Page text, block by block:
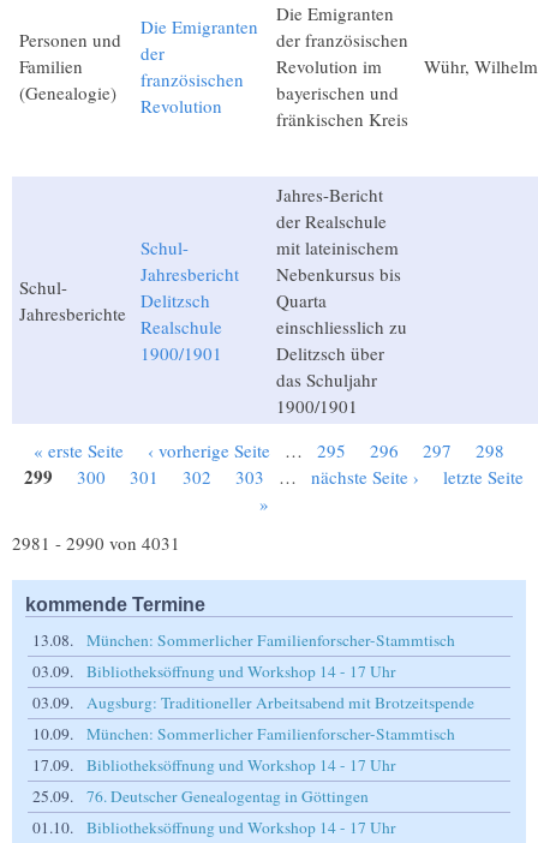
Personen und
Familien
(Genealogie)
Die Emigranten
der
französischen
Revolution
Die Emigranten
der französischen
Revolution im
bayerischen und
fränkischen Kreis
Wühr, Wilhelm
Schul-
Jahresberichte
Schul-
Jahresbericht
Delitzsch
Realschule
1900/1901
Jahres-Bericht
der Realschule
mit lateinischem
Nebenkursus bis
Quarta
einschliesslich zu
Delitzsch über
das Schuljahr
1900/1901
Seiten
« erste Seite ‹ vorherige Seite … 295 296 297 298
299 300 301 302 303 … nächste Seite ›
letzte Seite
»
2981 - 2990 von 4031
kommende Termine
13.08.
München: Sommerlicher Familienforscher-Stammtisch
03.09.
Bibliotheksöffnung und Workshop 14 - 17 Uhr
03.09.
Augsburg: Traditioneller Arbeitsabend mit Brotzeitspende
10.09.
München: Sommerlicher Familienforscher-Stammtisch
17.09.
Bibliotheksöffnung und Workshop 14 - 17 Uhr
25.09.
76. Deutscher Genealogentag in Göttingen
01.10.
Bibliotheksöffnung und Workshop 14 - 17 Uhr